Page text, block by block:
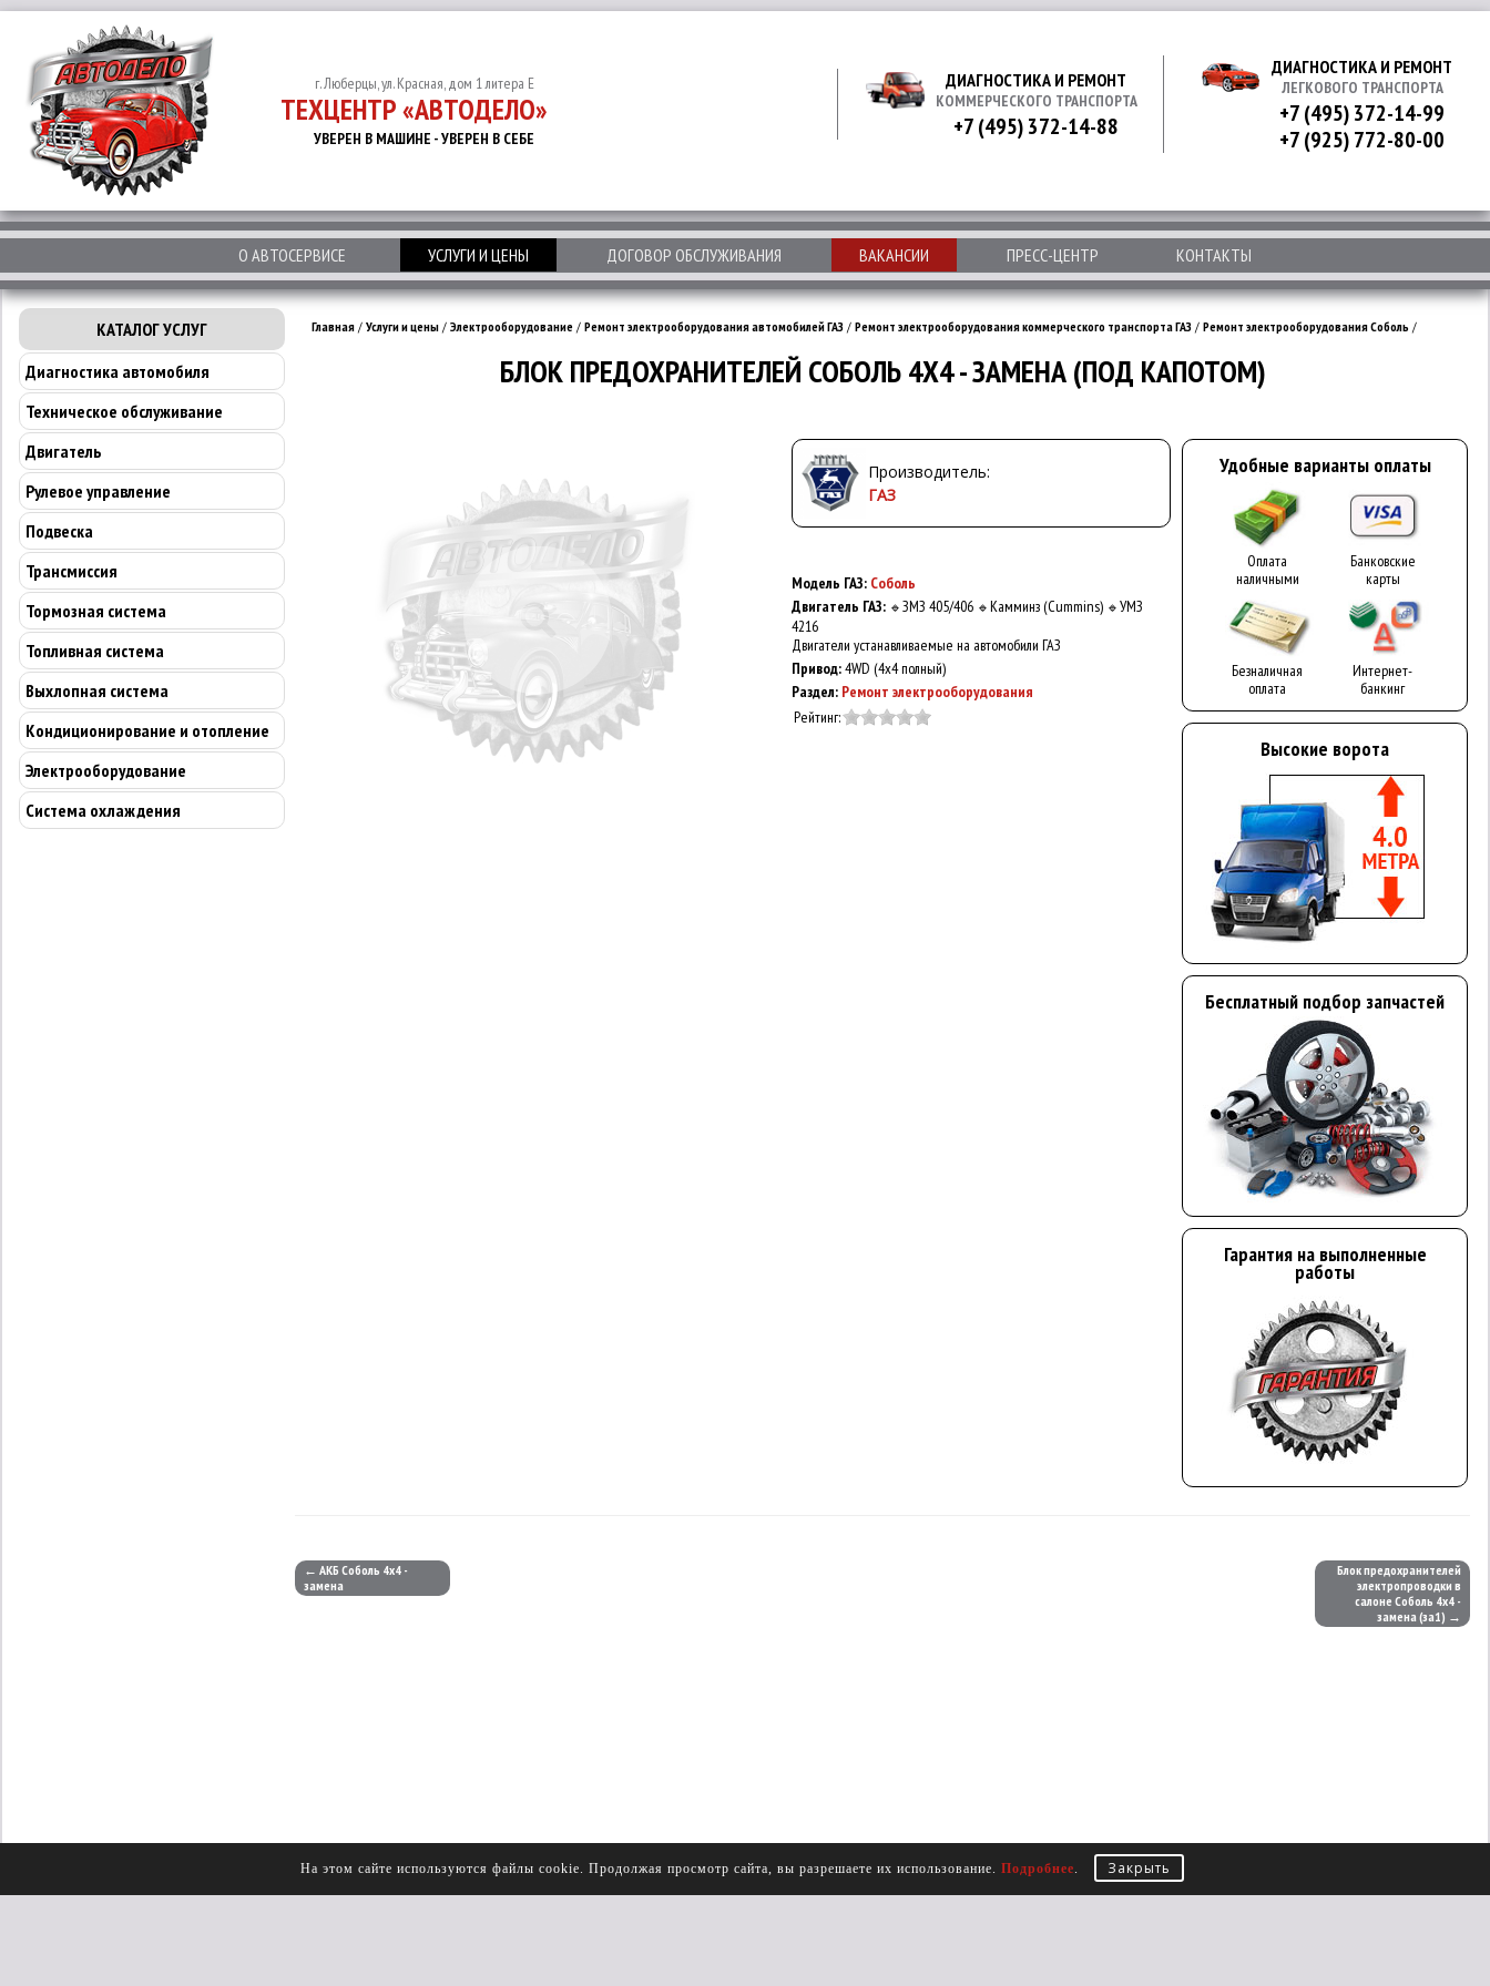
г. Люберцы, ул. Красная, дом 1 литера Е
ТЕХЦЕНТР «АВТОДЕЛО»
УВЕРЕН В МАШИНЕ - УВЕРЕН В СЕБЕ
ДИАГНОСТИКА И РЕМОНТ
КОММЕРЧЕСКОГО ТРАНСПОРТА
+7 (495) 372-14-88
ДИАГНОСТИКА И РЕМОНТ
ЛЕГКОВОГО ТРАНСПОРТА
+7 (495) 372-14-99
+7 (925) 772-80-00
О АВТОСЕРВИСЕ УСЛУГИ И ЦЕНЫ ДОГОВОР ОБСЛУЖИВАНИЯ ВАКАНСИИ ПРЕСС-ЦЕНТР КОНТАКТЫ
КАТАЛОГ УСЛУГ
Диагностика автомобиля
Техническое обслуживание
Двигатель
Рулевое управление
Подвеска
Трансмиссия
Тормозная система
Топливная система
Выхлопная система
Кондиционирование и отопление
Электрооборудование
Система охлаждения
Главная / Услуги и цены / Электрооборудование / Ремонт электрооборудования автомобилей ГАЗ / Ремонт электрооборудования коммерческого транспорта ГАЗ / Ремонт электрооборудования Соболь /
БЛОК ПРЕДОХРАНИТЕЛЕЙ СОБОЛЬ 4Х4 - ЗАМЕНА (ПОД КАПОТОМ)
Производитель:
ГАЗ
Модель ГАЗ: Соболь
Двигатель ГАЗ: 🔹 ЗМЗ 405/406 🔹 Камминз (Cummins) 🔹 УМЗ
4216
Двигатели устанавливаемые на автомобили ГАЗ
Привод:4WD (4x4 полный)
Раздел: Ремонт электрооборудования
Рейтинг:
Удобные варианты оплаты
Оплата
наличными
Банковские
карты
Безналичная
оплата
Интернет-
банкинг
Высокие ворота
Бесплатный подбор запчастей
Гарантия на выполненные
работы
← АКБ Соболь 4х4 -
замена
Блок предохранителей
электропроводки в
салоне Соболь 4х4 -
замена (за1) →
На этом сайте используются файлы cookie. Продолжая просмотр сайта, вы разрешаете их использование. Подробнее. Закрыть